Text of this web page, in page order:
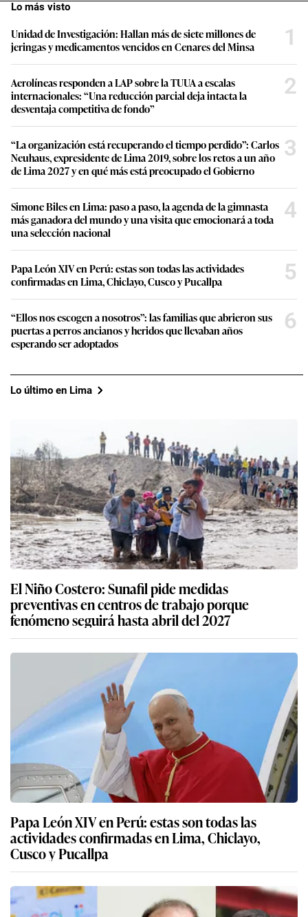
Lo más visto
Unidad de Investigación: Hallan más de siete millones de
jeringas y medicamentos vencidos en Cenares del Minsa
1
Aerolíneas responden a LAP sobre la TUUA a escalas
internacionales: “Una reducción parcial deja intacta la
desventaja competitiva de fondo”
2
“La organización está recuperando el tiempo perdido”: Carlos
Neuhaus, expresidente de Lima 2019, sobre los retos a un año
de Lima 2027 y en qué más está preocupado el Gobierno
3
Simone Biles en Lima: paso a paso, la agenda de la gimnasta
más ganadora del mundo y una visita que emocionará a toda
una selección nacional
4
Papa León XIV en Perú: estas son todas las actividades
confirmadas en Lima, Chiclayo, Cusco y Pucallpa
5
“Ellos nos escogen a nosotros”: las familias que abrieron sus
puertas a perros ancianos y heridos que llevaban años
esperando ser adoptados
6
Lo último en Lima
El Niño Costero: Sunafil pide medidas
preventivas en centros de trabajo porque
fenómeno seguirá hasta abril del 2027
Papa León XIV en Perú: estas son todas las
actividades confirmadas en Lima, Chiclayo,
Cusco y Pucallpa